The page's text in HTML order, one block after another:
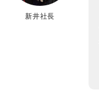
新井社長